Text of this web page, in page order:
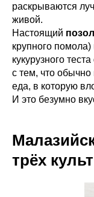
раскрываются
живой.
Настоящий
крупного
кукурузного
с тем, что обычно
еда, в которую
И это безумно
трёх